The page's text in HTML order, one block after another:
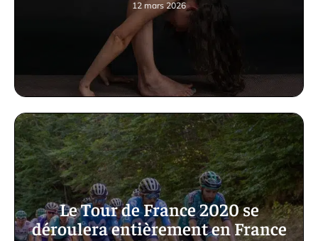
12 mars 2026
Le Tour de France 2020 se
déroulera entièrement en France